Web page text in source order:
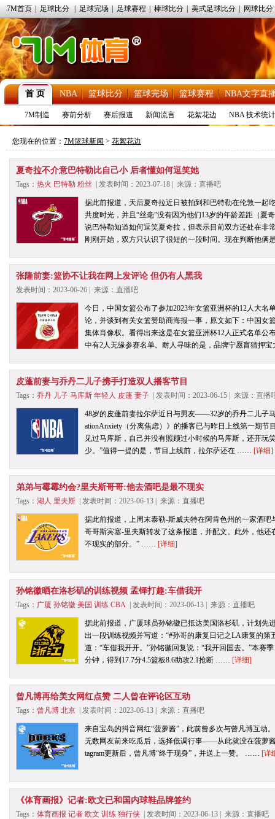
7M首页 足球比分 足球完场 足球赛程 棒球比分 美式足球比分 网球比分
首 页 NBA 篮球比分 篮球完场 篮球赛程 NBA文字直
7M制造 赛前分析 赛后报道 新闻流言 花絮花边 NBA 技术统计
您现在的位置： 7M篮球新闻 > 花絮花边
夏奇拉不介意巴特勒比自己小 后者懂如何逗笑她
Tags： 热火 巴特勒 粉丝 | 发表时间：2023-07-18 | 来源：直播吧
据此前报道，天后夏奇拉近日被拍到和巴特勒在伦敦一起
共度时光，并且“丝毫”没有因为他们13岁的年龄差距（夏
说巴特勒知道如何逗笑夏奇拉，但表示目前双方还处在非
刚刚开始，双方只认识了很短的一段时间。现在判断他
张隆前妻:篮协不让我在网上发评论 但仍有人黑我
发表时间：2023-06-26 | 来源：直播吧
今日，中国女篮公布了参加2023年女篮亚洲杯的12人大名
论，并谈到有关女篮赞助商海报一事，原文如下：中国女
集体肖像权。看得出来这是在女篮亚洲杯12人正式名单公
中有2人无缘参赛名单。耐人寻味的是，品牌宁愿盲猜押
皮蓬前妻与乔丹二儿子携手打造双人播客节目
Tags： 乔丹 儿子 马库斯 年轻人 皮蓬 妻子 | 发表时间：2023-06-15 | 来源：直播
48岁的皮蓬前妻拉尔萨近日与男友——32岁的乔丹二儿子
ationAnxiety（分离焦虑）》的播客已与昨日上线第一期
见过马库斯，自己并没有照顾过小时候的马库斯，还开玩
少。”值得一提的是，节目上线前，拉尔萨还在 …… [详细]
弟弟与霉霉约会?里夫斯哥哥:他去酒吧是最不现实
Tags： 湖人 里夫斯 | 发表时间：2023-06-13 | 来源：直播吧
据此前报道，上周末泰勒-斯威夫特在阿肯色州的一家酒
哥哥斯宾塞-里夫斯转发了这条报道，并配文。此外，他
不现实的部分。” …… [详细]
孙铭徽晒在洛杉矶的训练视频 孟铎打趣:车借我开
Tags： 广厦 孙铭徽 美国 训练 CBA | 发表时间：2023-06-13 | 来源：直播吧
据此前报道，广厦球员孙铭徽已抵达美国洛杉矶，计划先
出一段训练视频并写道：“#孙哥的康复日记之LA康复的
道：“车借我开开。”孙铭徽回复说：“我开回国去。”本赛
分钟，得到17.7分4.5篮板8.6助攻2.1抢断 …… [详细]
曾凡博再给美女网红点赞 二人曾在评论区互动
Tags： 曾凡博 北京 | 发表时间：2023-06-13 | 来源：直播吧
来自宝岛的抖音网红“菠萝酱”，此前曾多次与曾凡博互动
无数网友前来吃瓜后，选择低调行事——从此就没在菠萝
tagram更新后，曾凡博“终于现身”，并送上一赞。 …… [详
《体育画报》记者:欧文已和国内球鞋品牌签约
Tags： 体育画报 记者 欧文 训练 独行侠 | 发表时间：2023-06-13 | 来源：直播吧